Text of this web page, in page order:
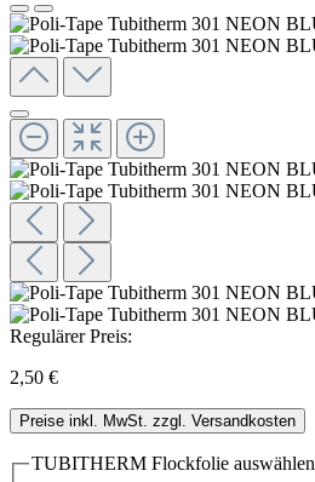
Regulärer Preis:
2,50 €
Preise inkl. MwSt. zzgl. Versandkosten
TUBITHERM Flockfolie auswählen